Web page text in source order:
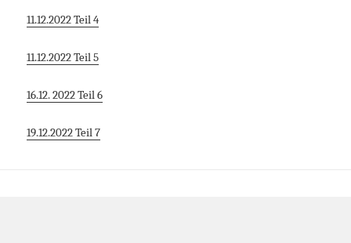
11.12.2022 Teil 4
11.12.2022 Teil 5
16.12. 2022 Teil 6
19.12.2022 Teil 7